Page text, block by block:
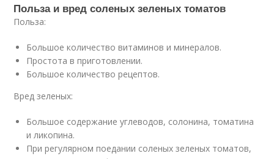
Польза и вред соленых зеленых томатов
Польза:
Большое количество витаминов и минералов.
Простота в приготовлении.
Большое количество рецептов.
Вред зеленых:
Большое содержание углеводов, солонина, томатина
и ликопина.
При регулярном поедании соленых зеленых томатов,